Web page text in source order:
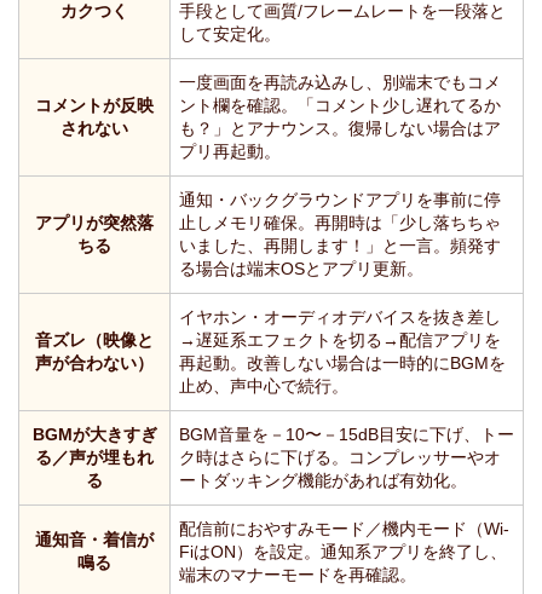
カクつく
手段として画質/フレームレートを一段落と
して安定化。
コメントが反映
されない
一度画面を再読み込みし、別端末でもコメ
ント欄を確認。「コメント少し遅れてるか
も？」とアナウンス。復帰しない場合はア
プリ再起動。
アプリが突然落
ちる
通知・バックグラウンドアプリを事前に停
止しメモリ確保。再開時は「少し落ちちゃ
いました、再開します！」と一言。頻発す
る場合は端末OSとアプリ更新。
音ズレ（映像と
声が合わない）
イヤホン・オーディオデバイスを抜き差し
→遅延系エフェクトを切る→配信アプリを
再起動。改善しない場合は一時的にBGMを
止め、声中心で続行。
BGMが大きすぎ
る／声が埋もれ
る
BGM音量を－10〜－15dB目安に下げ、トー
ク時はさらに下げる。コンプレッサーやオ
ートダッキング機能があれば有効化。
通知音・着信が
鳴る
配信前におやすみモード／機内モード（Wi-
FiはON）を設定。通知系アプリを終了し、
端末のマナーモードを再確認。